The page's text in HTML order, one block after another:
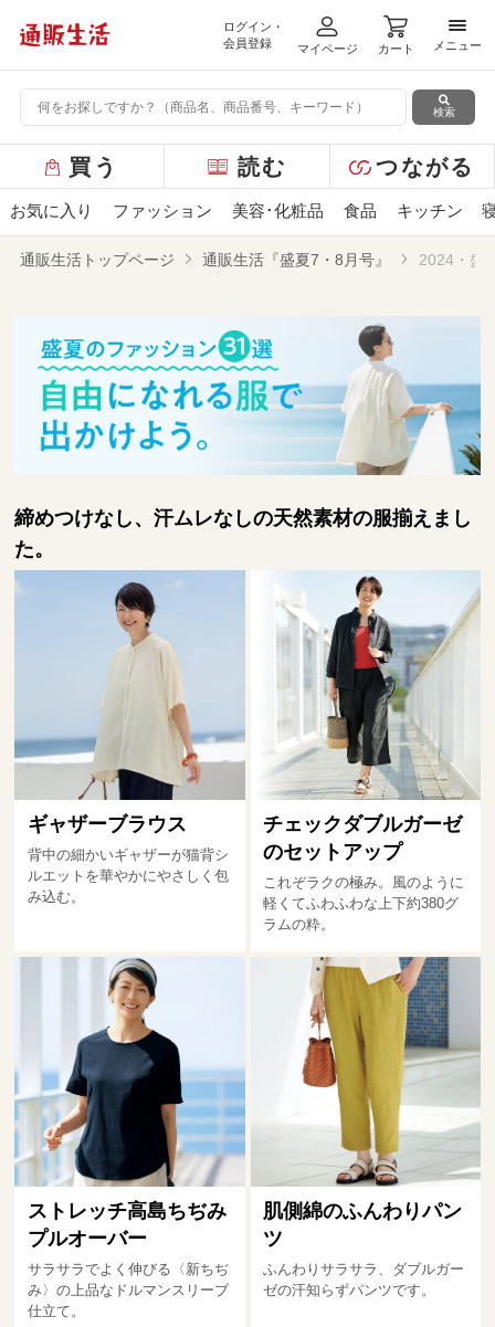
ログイン・
会員登録
マイページ カート
メニ
メニュー
検索
ー
バ
買う 読む つながる
お気に入り ファッション 美容･化粧品 食品 キッチン
通販生活トップページ 通販生活『盛夏7・8月号』 2024・盛
締めつけなし、汗ムレなしの天然素材の服揃えまし
た。
ギャザーブラウス
背中の細かいギャザーが猫背シ
ルエットを華やかにやさしく包
み込む。
チェックダブルガーゼ
のセットアップ
これぞラクの極み。風のように
軽くてふわふわな上下約380グ
ラムの粋。
ストレッチ高島ちぢみ
プルオーバー
サラサラでよく伸びる〈新ちぢ
み〉の上品なドルマンスリーブ
仕立て。
肌側綿のふんわりパン
ツ
ふんわりサラサラ、ダブルガー
ゼの汗知らずパンツです。